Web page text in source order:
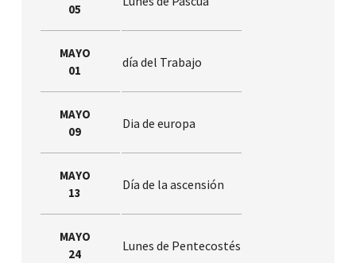
05
MAYO
01
día del Trabajo
MAYO
09
Dia de europa
MAYO
13
Día de la ascensión
MAYO
24
Lunes de Pentecostés